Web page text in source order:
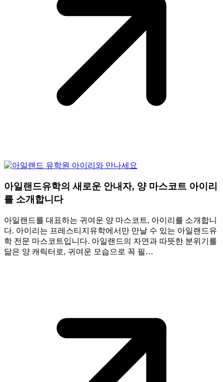
아일랜드유학의 새로운 안내자, 양 마스코트 아이리
를 소개합니다
아일랜드를 대표하는 귀여운 양 마스코트, 아이리를 소개합니
다. 아이리는 프레스티지유학에서만 만날 수 있는 아일랜드유
학 전문 마스코트입니다. 아일랜드의 자연과 따뜻한 분위기를
닮은 양 캐릭터로, 귀여운 모습으로 꼭 필…